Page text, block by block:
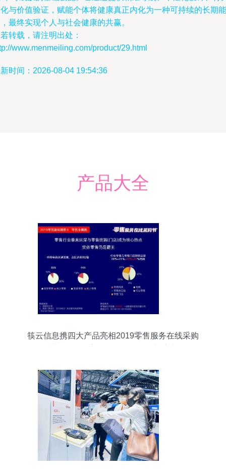
与价值验证，赋能个体将健康真正内化为一种可持续的长期能
最终实现个人与社会健康的共赢。
转载，请注明出处：
www.menmeiling.com/product/29.html
时间：2026-08-04 19:54:36
产品大全
筷云信息携四大产品亮相2019零售服务在线采购